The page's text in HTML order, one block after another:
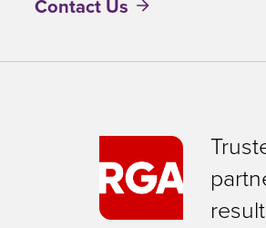
Contact Us